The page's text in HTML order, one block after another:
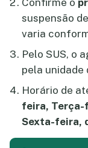
Confirme o
suspensão
varia
Pelo SUS, o
pela unidade
Horário de
feira,
Sexta-feira,